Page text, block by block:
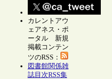
カレントアウ
ェアネス・ポ
ータル 新規
掲載コンテン
ツのRSS：
図書館関係雑
誌目次RSS集